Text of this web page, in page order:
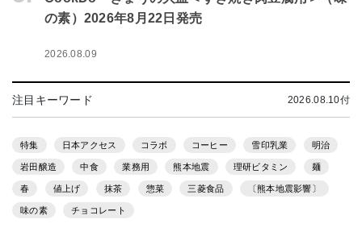
の素）2026年8月22日発売
2026.08.09
注目キーワード 2026.08.10付
特集 日本アクセス コラボ コーヒー 雪印乳業 明治
岩田醸造 中食 業務用 熊本地震 理研ビタミン 麺
春 値上げ 抹茶 惣菜 三菱食品 〔熊本地震影響〕
味の素 チョコレート